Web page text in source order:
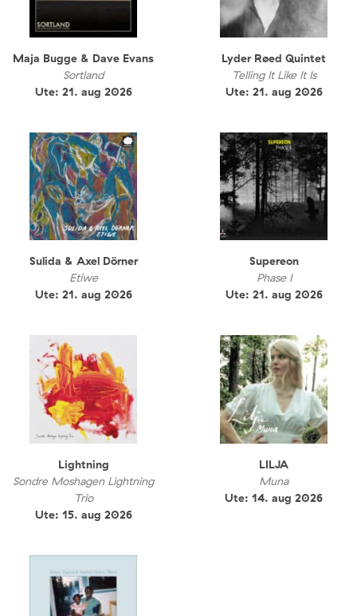
Maja Bugge & Dave Evans
Sortland
Ute: 21. aug 2026
Lyder Røed Quintet
Telling It Like It Is
Ute: 21. aug 2026
Sulida & Axel Dörner
Etiwe
Ute: 21. aug 2026
Supereon
Phase I
Ute: 21. aug 2026
Lightning
Sondre Moshagen Lightning
Trio
Ute: 15. aug 2026
LILJA
Muna
Ute: 14. aug 2026